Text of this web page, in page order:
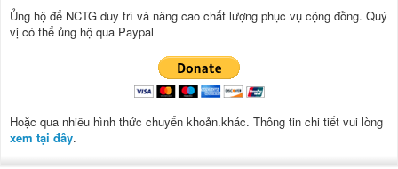
Ủng hộ để NCTG duy trì và nâng cao chất lượng phục vụ cộng đồng. Quý
vị có thể ủng hộ qua Paypal
Hoặc qua nhiều hình thức chuyển khoản.khác. Thông tin chi tiết vui lòng
xem tại đây.